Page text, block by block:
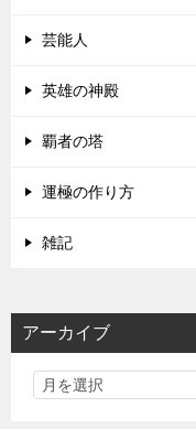
芸能人
英雄の神殿
覇者の塔
運極の作り方
雑記
アーカイブ